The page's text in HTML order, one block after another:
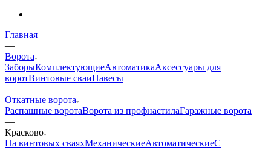
Главная
—
Ворота
ЗаборыКомплектующиеАвтоматикаАксессуары для
воротВинтовые сваиНавесы
—
Откатные ворота
Распашные воротаВорота из профнастилаГаражные ворота
—
Красково
На винтовых сваяхМеханическиеАвтоматическиеС